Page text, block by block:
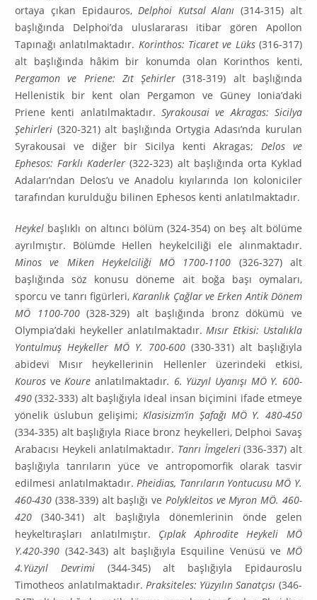
ortaya çıkan Epidauros,Delphoi Kutsal Alanı (314-315) alt
başlığında Delphoi’da uluslararası itibar gören Apollon
Tapınağı anlatılmaktadır. Korinthos: Tica­ret ve Lüks(316-317)
alt başlığında hâkim bir konumda olan Korinthos kenti,
Pergamon ve Priene: Zıt Şehirler (318-319) alt başlığında
Hellenistik bir kent olan Pergamon ve Güney Ionia’daki
Priene kenti anlatılmaktadır. Syrakousai ve Akragas: Sicilya
Şehirleri (320-321) alt baş­lığında Ortygia Adası’nda kurulan
Syrakousai ve diğer bir Sicilya kenti Akragas;Delos ve
Ephesos: Farklı Kaderler (322-323) alt başlığında orta Kyklad
Adaları’ndan Delos’u ve Anadolu kıyılarında Ion koloniciler
tarafından kurulduğu bilinen Ephesos kenti anlatılmaktadır.
Heykel başlıklı on altıncı bölüm (324-354) on beş alt bölüme
ayrılmıştır. Bölümde Hellen hey­kelciliği ele alınmaktadır.
Minos ve Miken Heykelciliği MÖ 1700-1100 (326-327) alt
başlığında söz konusu döneme ait boğa başı oymaları,
sporcu ve tanrı figürleri,Karanlık Çağlar ve Erken Antik Dönem
MÖ 1100-700(328-329) alt başlığında bronz dökümü ve
Olympia’daki heykeller anla­tıl­maktadır.Mısır Etkisi: Ustalıkla
Yontulmuş Heykeller MÖ Y. 700-600(330-331) alt başlığıyla
abi­devi Mısır heykellerinin Hellenler üzerindeki etkisi,
Kouros veKoure anlatılmaktadır. 6. Yüzyıl Uyanışı MÖ Y. 600-
490 (332-333) alt başlığıyla ideal insan biçimini ifade etmeye
yönelik üslubun gelişimi;Klasisizm’in Şafağı MÖ Y. 480-450
(334-335) alt başlığıyla Riace bronz heykelleri, Del­phoi Savaş
Arabacısı Heykeli anlatılmaktadır. Tanrı İmgeleri(336-337) alt
başlığıyla tanrıların yüce ve antropomorfik olarak tasvir
edilmesi anlatılmaktadır.Pheidias, Tanrıların Yontucusu MÖ Y.
460-430 (338-339) alt başlığı ve Polykleitos ve Myron MÖ. 460-
420 (340-341) alt başlığıyla dö­nem­lerinin önde gelen
heykeltıraşları anlatılmıştır. Çıplak Aphrodite Heykeli MÖ
Y.420-390 (342-343) alt başlığıyla Esquiline Venüsü ve MÖ
4.Yüzyıl Devrimi(344-345) alt başlığıyla Epidau­roslu
Timotheos anlatılmaktadır. Praksiteles: Yüzyılın Sanatçısı (346-